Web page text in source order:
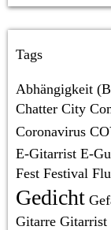
Tags
Abhängigkeit
Chatter City
Coronavirus
E-Gitarrist E-
Fest Festival
Gedicht
Gitarre Gitarrist